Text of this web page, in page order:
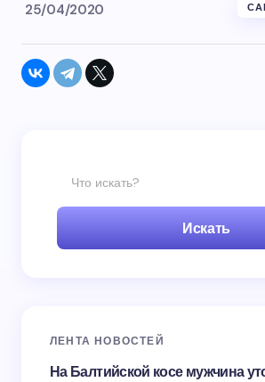
25/04/2020
Искать
ЛЕНТА НОВОСТЕЙ
На Балтийской косе мужчина